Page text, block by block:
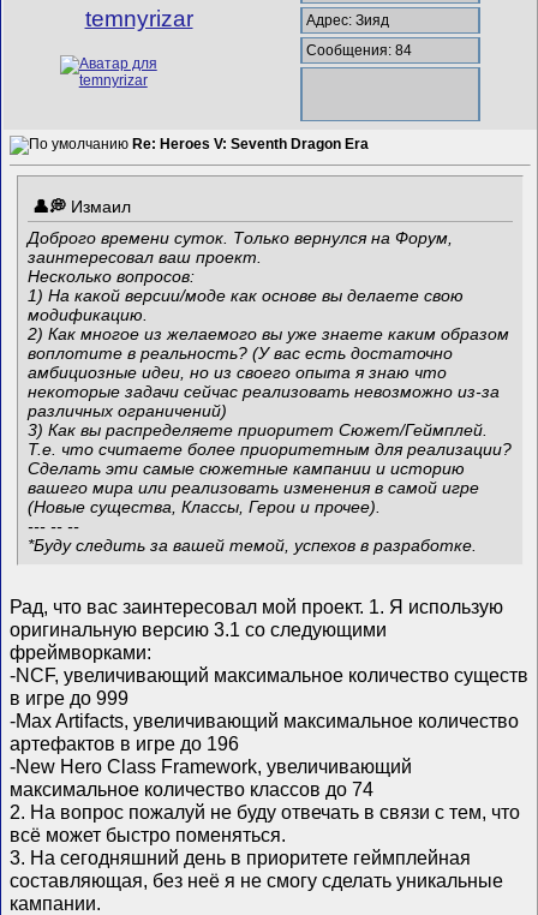
temnyrizar
Адрес: Зияд
Сообщения: 84
Re: Heroes V: Seventh Dragon Era
Измаил
Доброго времени суток. Только вернулся на Форум,
заинтересовал ваш проект.
Несколько вопросов:
1) На какой версии/моде как основе вы делаете свою
модификацию.
2) Как многое из желаемого вы уже знаете каким образом
воплотите в реальность? (У вас есть достаточно
амбициозные идеи, но из своего опыта я знаю что
некоторые задачи сейчас реализовать невозможно из-за
различных ограничений)
3) Как вы распределяете приоритет Сюжет/Геймплей.
Т.е. что считаете более приоритетным для реализации?
Сделать эти самые сюжетные кампании и историю
вашего мира или реализовать изменения в самой игре
(Новые существа, Классы, Герои и прочее).
--- -- --
*Буду следить за вашей темой, успехов в разработке.
Рад, что вас заинтересовал мой проект. 1. Я использую
оригинальную версию 3.1 со следующими
фреймворками:
-NCF, увеличивающий максимальное количество существ
в игре до 999
-Max Artifacts, увеличивающий максимальное количество
артефактов в игре до 196
-New Hero Class Framework, увеличивающий
максимальное количество классов до 74
2. На вопрос пожалуй не буду отвечать в связи с тем, что
всё может быстро поменяться.
3. На сегодняшний день в приоритете геймплейная
составляющая, без неё я не смогу сделать уникальные
кампании.